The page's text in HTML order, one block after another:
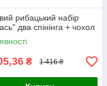
рибацький набір
два спінінга + чохол
₴ 1 416 ₴